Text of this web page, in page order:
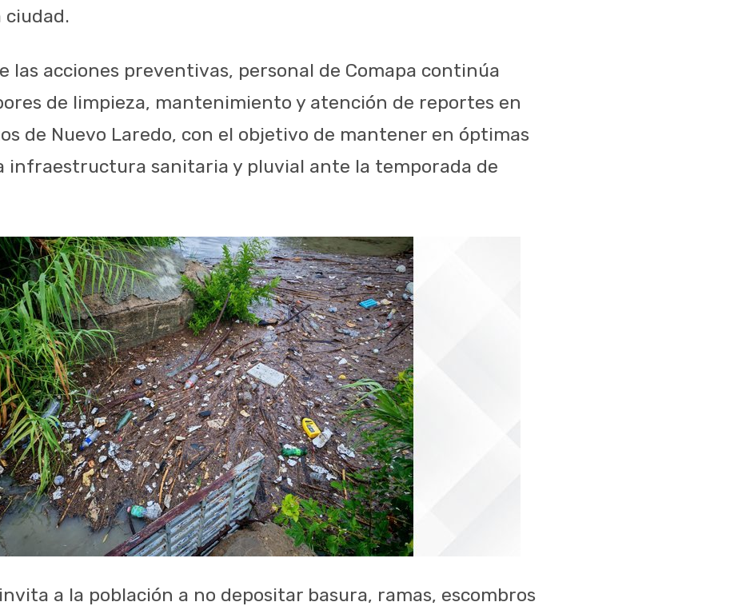
ciudad.
las acciones preventivas, personal de Comapa continúa
de limpieza, mantenimiento y atención de reportes en
de Nuevo Laredo, con el objetivo de mantener en óptimas
infraestructura sanitaria y pluvial ante la temporada de
a la población a no depositar basura, ramas, escombros